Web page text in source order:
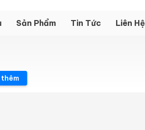
Sản Phẩm Tin Tức Liên Hệ
thêm